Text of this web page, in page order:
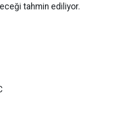
tahmin ediliyor.